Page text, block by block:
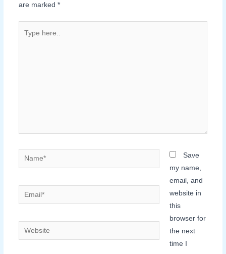
are marked *
Name*
Email*
Website
Save
my name,
email, and
website in
this
browser for
the next
time I